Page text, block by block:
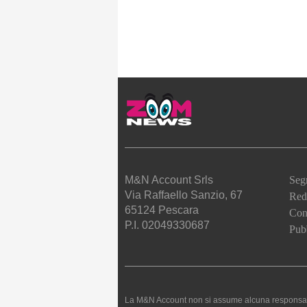
M&N Account Srls
Via Raffaello Sanzio, 67
65124 Pescara
P.I. 02049330687
La M&N Account non si assume alcuna